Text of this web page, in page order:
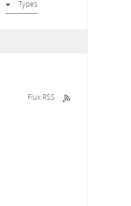
Types
Flux RSS